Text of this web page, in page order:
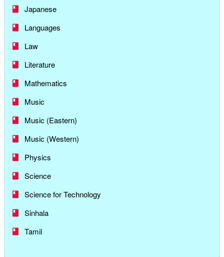
Japanese
Languages
Law
Literature
Mathematics
Music
Music (Eastern)
Music (Western)
Physics
Science
Science for Technology
Sinhala
Tamil